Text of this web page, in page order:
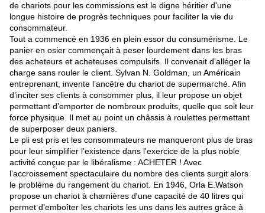
de chariots pour les commissions est le digne héritier d'une
longue histoire de progrès techniques pour faciliter la vie du
consommateur.
Tout a commencé en 1936 en plein essor du consumérisme. Le
panier en osier commençait à peser lourdement dans les bras
des acheteurs et acheteuses compulsifs. Il convenait d'alléger la
charge sans rouler le client. Sylvan N. Goldman, un Américain
entreprenant , invente l’ancêtre du chariot de supermarché. Afin
d’inciter ses clients à consommer plus, il leur propose un objet
permettant d’emporter de nombreux produits, quelle que soit leur
force physique. Il met au point un châssis à roulettes permettant
de superposer deux paniers
Le pli est pris et les consommateurs ne manqueront plus de bras
pour leur simplifier l'existence dans l'exercice de la plus noble
activité conçue par le libéralisme : ACHETER ! Avec
l'accroissement spectaculaire du nombre des clients surgit alors
le problème du rangement du chariot. En 1946 Orla E.Watson
propose un chariot à charnières d'une capacité de 40 litres qui
permet d’emboîter les chariots les uns dans les autres grâce à